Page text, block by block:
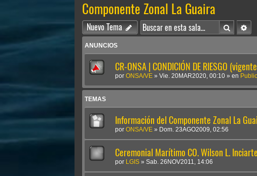
Componente Zonal La Guaira
Nuevo Tema Buscar
ANUNCIOS
CR-ONSA | CONDICIÓN DE RIESGO
por ONSA/VE » Vie. 20MAR2020, 00:10 » en
TEMAS
Información del Componente Zonal La
por ONSA/VE » Dom. 23AGO2009, 02:56
Ceremonial Marítimo CO. Wilson L.
por LGIS » Sab. 26NOV2011, 14:06